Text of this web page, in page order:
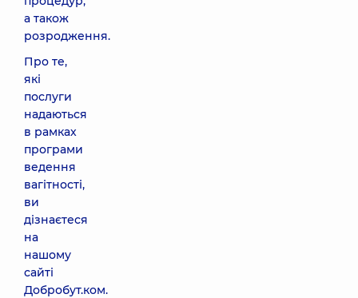
а також
розродження.
Про те,
які
послуги
надаються
в рамках
програми
ведення
вагітності,
ви
дізнаєтеся
на
нашому
сайті
Добробут.ком.